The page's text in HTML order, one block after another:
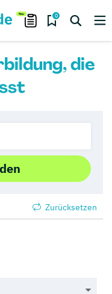
0
die
Zurücksetzen